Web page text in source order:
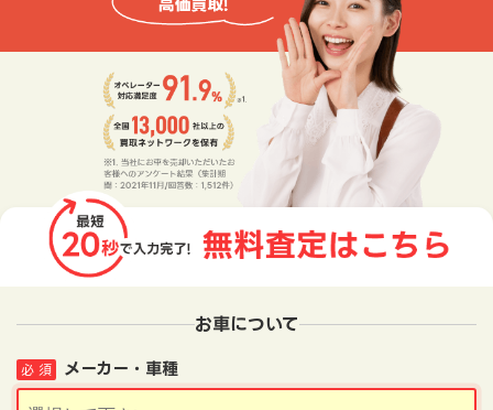
お車について
メーカー・車種
必 須